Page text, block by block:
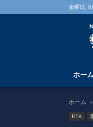
金曜日, 8
ホー
ホーム
FITA